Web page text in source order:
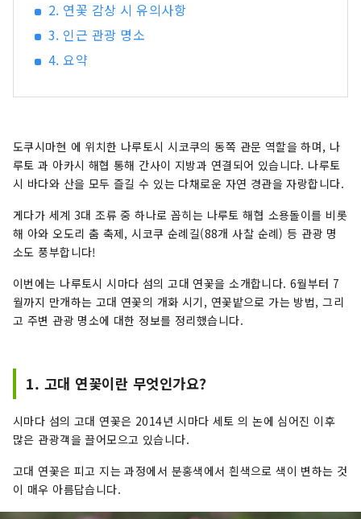
2. 연꽃 감상 시 유의사항
3. 인근 관광 명소
4. 요약
도쿠시마현 에 위치한 나루토시 시코쿠의 동쪽 관문 역할을 하며, 나
루토 과 아카시 해협 통해 간사이 지방과 연결되어 있습니다. 나루토
시 바다와 산을 모두 즐길 수 있는 다채로운 자연 경관을 자랑합니다.
게다가 세계 3대 조류 중 하나로 꼽히는 나루토 해협 소용돌이를 비롯
해 아와 오도리 춤 축제, 시코쿠 순례길(88개 사찰 순례) 등 관광 명
소도 풍부합니다!
이번에는 나루토시 시마다 섬의 고대 연꽃을 소개합니다. 6월부터 7
월까지 만개하는 고대 연꽃의 개화 시기, 연꽃밭으로 가는 방법, 그리
고 주변 관광 명소에 대한 정보를 정리했습니다.
1. 고대 연꽃이란 무엇인가요?
시마다 섬의 고대 연꽃은 2014년 시마다 세토 의 논에 심어진 이후
많은 관광객을 끌어모으고 있습니다.
고대 연꽃은 피고 지는 과정에서 분홍색에서 흰색으로 색이 변하는 것
이 매우 아름답습니다.